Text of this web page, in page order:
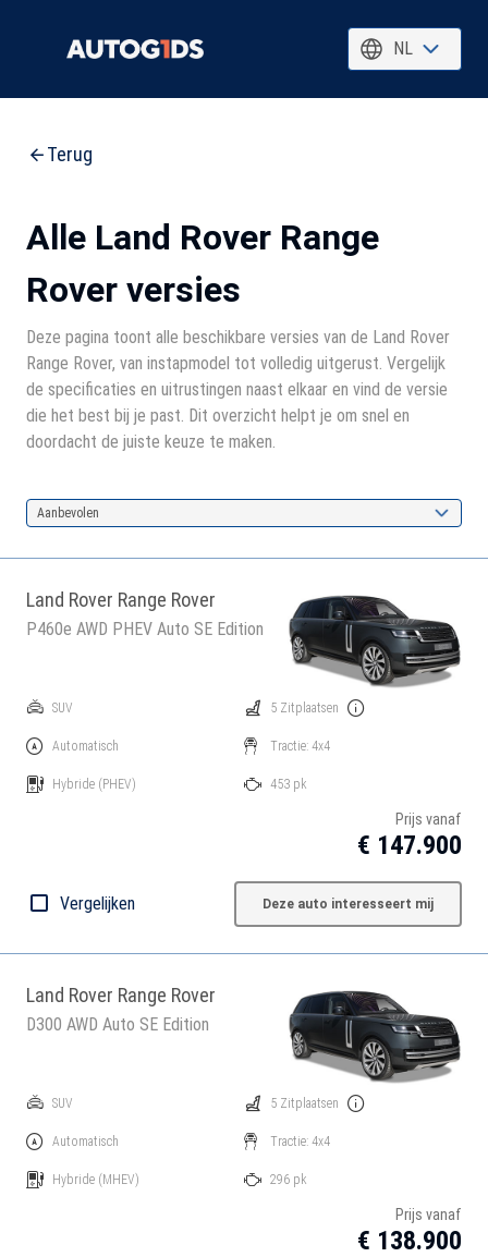
NL
Terug
Alle Land Rover Range
Rover versies
Deze pagina toont alle beschikbare versies van de Land Rover
Range Rover, van instapmodel tot volledig uitgerust. Vergelijk
de specificaties en uitrustingen naast elkaar en vind de versie
die het best bij je past. Dit overzicht helpt je om snel en
doordacht de juiste keuze te maken.
Aanbevolen
Land Rover Range Rover
P460e AWD PHEV Auto SE Edition
SUV
Automatisch
Hybride (PHEV)
5 Zitplaatsen
Tractie: 4x4
453 pk
Prijs vanaf
€ 147.900
Vergelijken Deze auto interesseert mij
Land Rover Range Rover
D300 AWD Auto SE Edition
SUV
Automatisch
Hybride (MHEV)
5 Zitplaatsen
Tractie: 4x4
296 pk
Prijs vanaf
€ 138.900